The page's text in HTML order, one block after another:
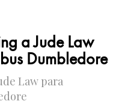
a Jude Law
Dumbledore
Law para